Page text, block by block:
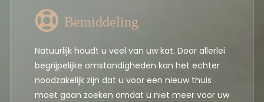
Bemiddeling
Natuurlijk houdt u veel van uw kat. Door allerlei
begrijpelijke omstandigheden kan het echter
noodzakelijk zijn dat u voor een nieuw thuis
moet gaan zoeken omdat u niet meer voor uw